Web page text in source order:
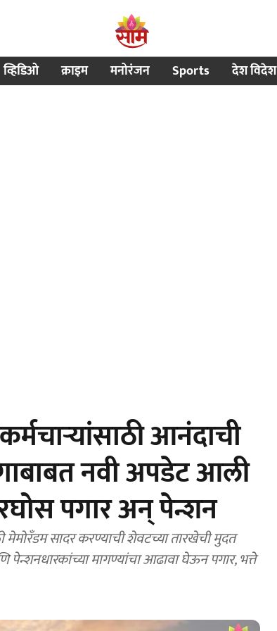
व्हिडिओ क्राइम मनोरंजन Sports देश विदेश
आनंदाची
नवी अपडेट आली
पगार अन् पेन्शन
सादर करण्याची शेवटच्या तारखेची मुदत
मागण्यांचा आढावा घेऊन पगार, भत्ते